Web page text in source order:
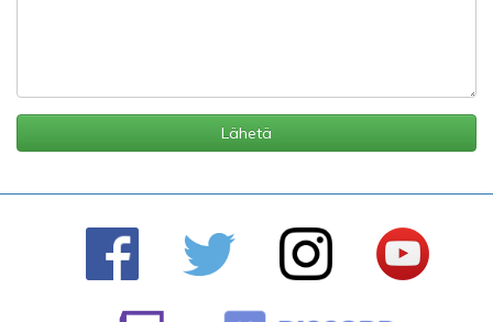
Lähetä